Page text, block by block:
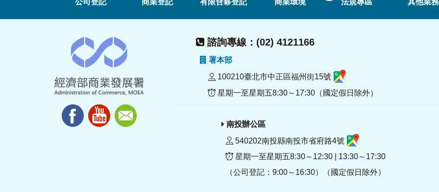
公司登記 商業登記 有限合夥登記 商業環境 法規專區 其他業務
諮詢專線：(02) 4121166
署本部
100210臺北市中正區福州街15號
星期一至星期五8:30～17:30（國定假日除外）
南投辦公區
540202南投縣南投市省府路4號
星期一至星期五8:30～12:30 | 13:30～17:30
（公司登記：9:00～16:30）（國定假日除外）